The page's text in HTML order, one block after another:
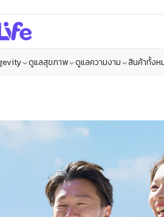
ดูแลสุขภาพ ดูแลความงาม สินค้าทั้งห